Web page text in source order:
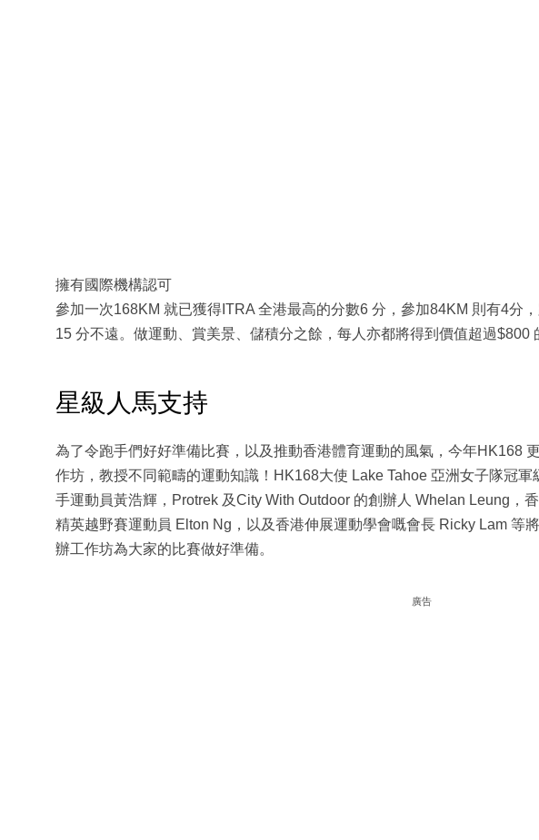
擁有國際機構認可
參加一次168KM 就已獲得ITRA 全港最高的分數6 分，參加84KM 則有4分
15 分不遠。做運動、賞美景、儲積分之餘，每人亦都將得到價值超過$800
星級人馬支持
為了令跑手們好好準備比賽，以及推動香港體育運動的風氣，今年HK168
作坊，教授不同範疇的運動知識！HK168大使 Lake Tahoe 亞洲女子隊冠
手運動員黃浩輝，Protrek 及City With Outdoor 的創辦人 Whelan Leung，
精英越野賽運動員 Elton Ng，以及香港伸展運動學會嘅會長 Ricky Lam 等
辦工作坊為大家的比賽做好準備。
廣告